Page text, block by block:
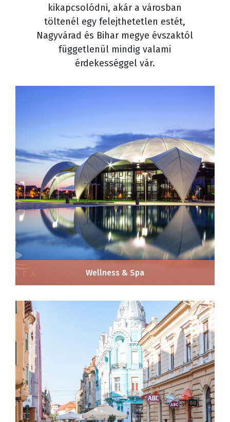
kikapcsolódni, akár a városban
töltenél egy felejthetetlen estét,
Nagyvárad és Bihar megye évszaktól
függetlenül mindig valami
érdekességgel vár.
Wellness & Spa